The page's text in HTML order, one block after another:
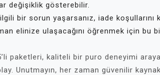
değişiklik gösterebilir.
ilgili bir sorun yaşarsanız, iade koşullarını
elinize ulaşacağını öğrenmek için bu
paketleri, kaliteli bir puro deneyimi
Unutmayın, her zaman güvenilir